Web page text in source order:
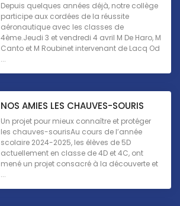
Depuis quelques années déjà, notre collège
participe aux cordées de la réussite
aéronautique avec les classes de
4ème.Jeudi 3 et vendredi 4 avril M De Haro, M
Canto et M Roubinet intervenant de Lacq Od
...
NOS AMIES LES CHAUVES-SOURIS
Un projet pour mieux connaître et protéger
les chauves-sourisAu cours de l’année
scolaire 2024-2025, les élèves de 5D
actuellement en classe de 4D et 4C, ont
mené un projet consacré à la découverte et
...